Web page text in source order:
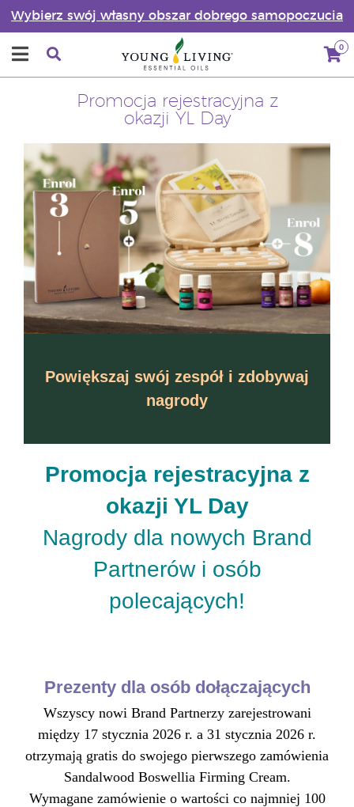
Wybierz swój własny obszar dobrego samopoczucia
0
Promocja rejestracyjna z
okazji YL Day
Powiększaj swój zespół i zdobywaj
nagrody
Promocja rejestracyjna z
okazji YL Day
Nagrody dla nowych Brand
Partnerów i osób
polecających!
Prezenty dla osób dołączających
Wszyscy nowi Brand Partnerzy zarejestrowani
między 17 stycznia 2026 r. a 31 stycznia 2026 r.
otrzymają gratis do swojego pierwszego zamówienia
Sandalwood Boswellia Firming Cream.
Wymagane zamówienie o wartości co najmniej 100